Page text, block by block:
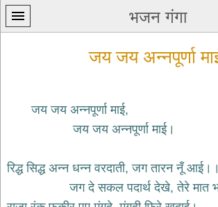
भजन गंगा
home
भजन
जय जय अन्नपूर्णा
जय जय अन्नपूर्णा माई,
जय जय अन्नपूर्णा माई।
रिद्ध सिद्ध अन्न धन्न वरदाती, जग तारन नूँ आई।।
जग दे सकल पदार्थ देखे, तेरे मात